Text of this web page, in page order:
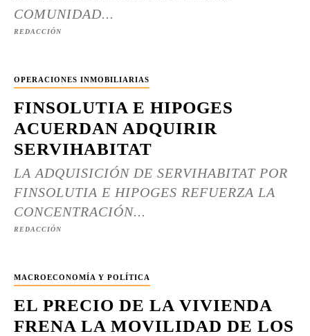
COMUNIDAD...
REDACCIÓN
OPERACIONES INMOBILIARIAS
FINSOLUTIA E HIPOGES
ACUERDAN ADQUIRIR
SERVIHABITAT
LA ADQUISICIÓN DE SERVIHABITAT POR
FINSOLUTIA E HIPOGES REFUERZA LA
CONCENTRACIÓN...
REDACCIÓN
MACROECONOMÍA Y POLÍTICA
EL PRECIO DE LA VIVIENDA
FRENA LA MOVILIDAD DE LOS